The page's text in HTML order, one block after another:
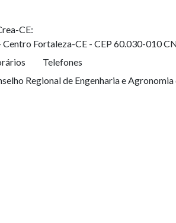
CE:
Centro Fortaleza-CE - CEP 60.030-010
Telefones
Regional de Engenharia e